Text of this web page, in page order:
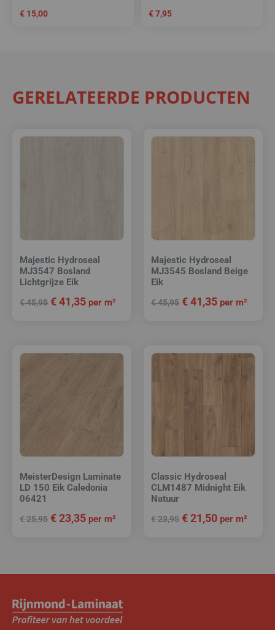
€ 15,00
€7,95
GERELATEERDE PRODUCTEN
Majestic Hydroseal
MJ3547 Bosland
Lichtgrijze Eik
€45,95 €41,35 per m²
Majestic Hydroseal
MJ3545 Bosland Beige
Eik
€45,95 €41,35 per m²
MeisterDesign Laminate
LD 150 Eik Caledonia
06421
€25,95 €23,35 per m²
Classic Hydroseal
CLM1487 Midnight Eik
Natuur
€23,95 €21,50 per m²